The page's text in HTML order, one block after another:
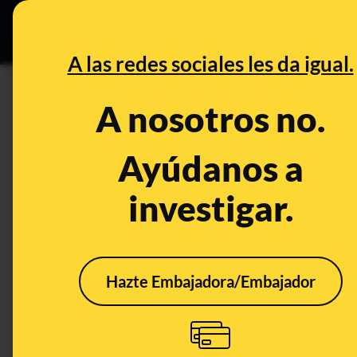
A las redes sociales les da igual.
A nosotros no.
Ayúdanos a
investigar.
Hazte Embajadora/Embajador
¿Tu Wifi es malo para la salud?
¿Las ondas WiFi son
malas para la salud?